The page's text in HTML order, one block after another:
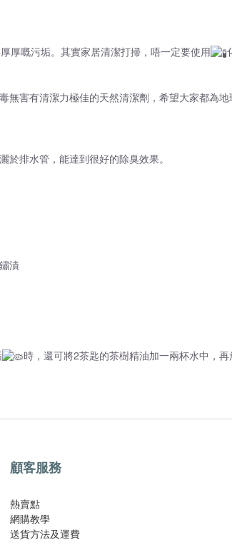
厚嘅污垢。其實家居清潔打掃，唔一定要使用
害有清潔力極佳的天然清潔劑，希望大家都為地
排水管，能達到很好的除臭效果。
漬
時，還可將2茶匙的茶樹精油加一兩杯水中，
顧客服務
熱賣點
網購教學
​送貨方法及運費​